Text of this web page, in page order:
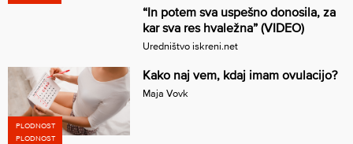
“In potem sva uspešno donosila, za
kar sva res hvaležna” (VIDEO)
Uredništvo iskreni.net
PLODNOST
Kako naj vem, kdaj imam ovulacijo?
Maja Vovk
PLODNOST